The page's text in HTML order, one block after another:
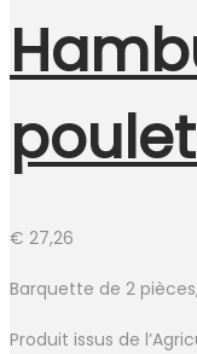
€ 27,26
Barquette de 2
Produit issus de